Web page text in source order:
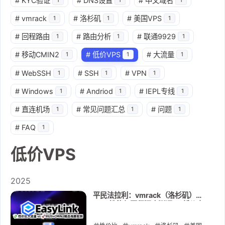
# vmrack 1 # 洛杉矶 1 # 美国VPS 1
# 回程路由 1 # 路由分析 1 # 联通9929 1
# 移动CMIN2 1 # 低价VPS 1 # 大流量 1
# WebSSH 1 # SSH 1 # VPN 1
# Windows 1 # Andriod 1 # IEPL专线 1
# 直连机场 1 # 常见问题汇总 1 # 问题 1
# FAQ 1
低价VPS
2025
平民法拉利：vmrack（洛杉矶）